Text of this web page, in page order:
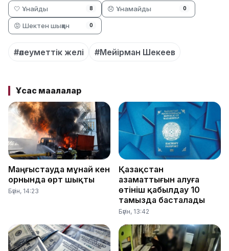
🤍 Ұнайды 8 😞 Ұнамайды 0
😡 Шектен шыққан 0
#әлеуметтік желі #Мейірман Шекеев
Ұқсас мақалалар
Маңғыстауда мұнай кен
орнында өрт шықты
Бүгін, 14:23
Қазақстан
азаматтығын алуға
өтініш қабылдау 10
тамызда басталады
Бүгін, 13:42